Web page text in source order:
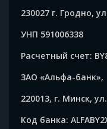
230027 г. Гродно,
УНП 591006338
Расчетный счет:
ЗАО «Альфа-банк»,
220013, г. Минск,
Код банка: